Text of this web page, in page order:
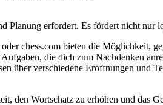
Planung erfordert. Es fördert nicht
chess.com bieten die Möglichkeit,
die dich zum Nachdenken
über verschiedene Eröffnungen und
den Wortschatz zu erhöhen und das